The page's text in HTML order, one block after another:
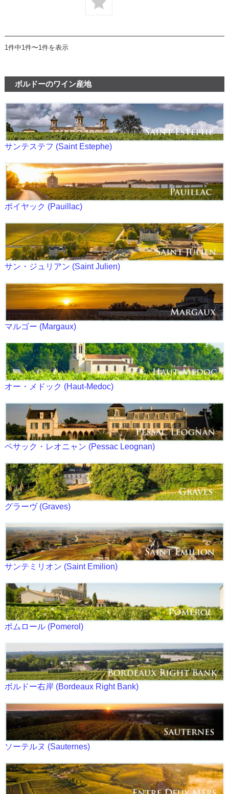
1件中1件〜1件を表示
ボルドーのワイン産地
サンテステフ (Saint Estephe)
ポイヤック (Pauillac)
サン・ジュリアン (Saint Julien)
マルゴー (Margaux)
オー・メドック (Haut-Medoc)
ペサック・レオニャン (Pessac Leognan)
グラーヴ (Graves)
サンテミリオン (Saint Emilion)
ポムロール (Pomerol)
ボルドー右岸 (Bordeaux Right Bank)
ソーテルヌ (Sauternes)